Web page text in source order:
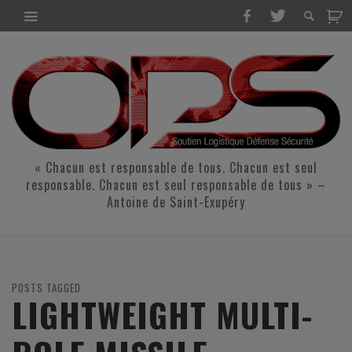
« Chacun est responsable de tous. Chacun est seul
responsable. Chacun est seul responsable de tous » –
Antoine de Saint-Exupéry
POSTS TAGGED
LIGHTWEIGHT MULTI-